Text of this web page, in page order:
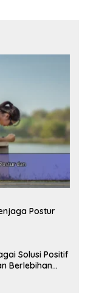
Postur
Solusi Positif
Berlebihan